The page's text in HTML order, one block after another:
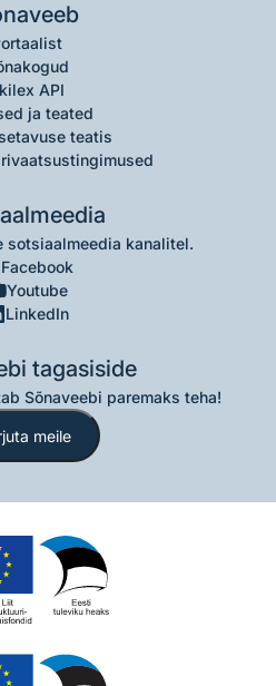
API
ja teated
teatis
sotsiaalmeedia kanalitel.
Facebook
Youtube
LinkedIn
tagasiside
Sõnaveebi paremaks teha!
meile